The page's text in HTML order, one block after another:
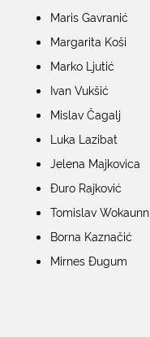
Maris Gavranić
Margarita Koši
Marko Ljutić
Ivan Vukšić
Mislav Čagalj
Luka Lazibat
Jelena Majkovica
Đuro Rajković
Tomislav Wokaunn
Borna Kaznačić
Mirnes Đugum